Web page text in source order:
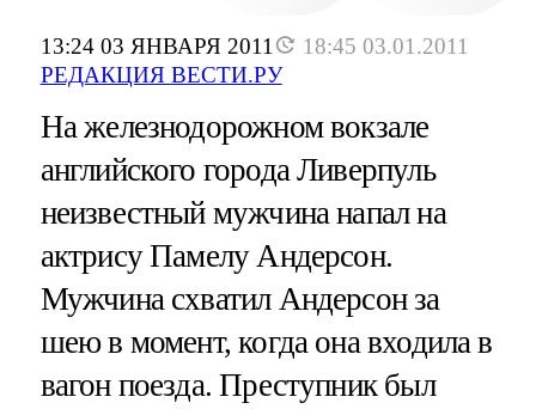
13:24 03 ЯНВАРЯ 2011
18:45 03.01.2011
РЕДАКЦИЯ ВЕСТИ.РУ
На железнодорожном вокзале
английского города Ливерпуль
неизвестный мужчина напал на
актрису Памелу Андерсон.
Мужчина схватил Андерсон за
шею в момент, когда она входила в
вагон поезда. Преступник был